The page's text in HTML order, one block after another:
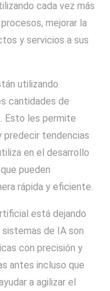
cada vez más
mejorar la
y servicios a sus
utilizando
cantidades de
Esto les permite
predecir tendencias
en el desarrollo
pueden
rápida y eficiente.
está dejando
de IA son
con precisión y
antes incluso que
a agilizar el